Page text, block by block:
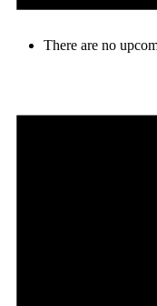
There are no